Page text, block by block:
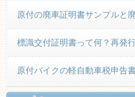
原付の廃車証明書サンプルと
標識交付証明書って何？再発
原付バイクの軽自動車税申告